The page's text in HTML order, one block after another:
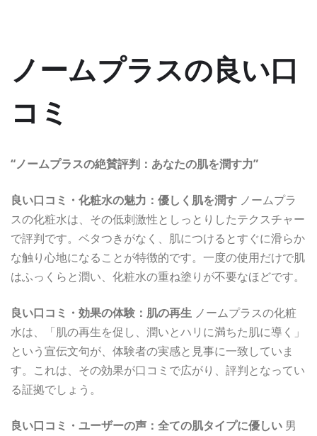
ノームプラスの良い口
コミ
“ノームプラスの絶賛評判：あなたの肌を潤す力”
良い口コミ・化粧水の魅力：優しく肌を潤す ノームプラ
スの化粧水は、その低刺激性としっとりしたテクスチャー
で評判です。ベタつきがなく、肌につけるとすぐに滑らか
な触り心地になることが特徴的です。一度の使用だけで肌
はふっくらと潤い、化粧水の重ね塗りが不要なほどです。
良い口コミ・効果の体験：肌の再生 ノームプラスの化粧
水は、「肌の再生を促し、潤いとハリに満ちた肌に導く」
という宣伝文句が、体験者の実感と見事に一致していま
す。これは、その効果が口コミで広がり、評判となってい
る証拠でしょう。
良い口コミ・ユーザーの声：全ての肌タイプに優しい 男